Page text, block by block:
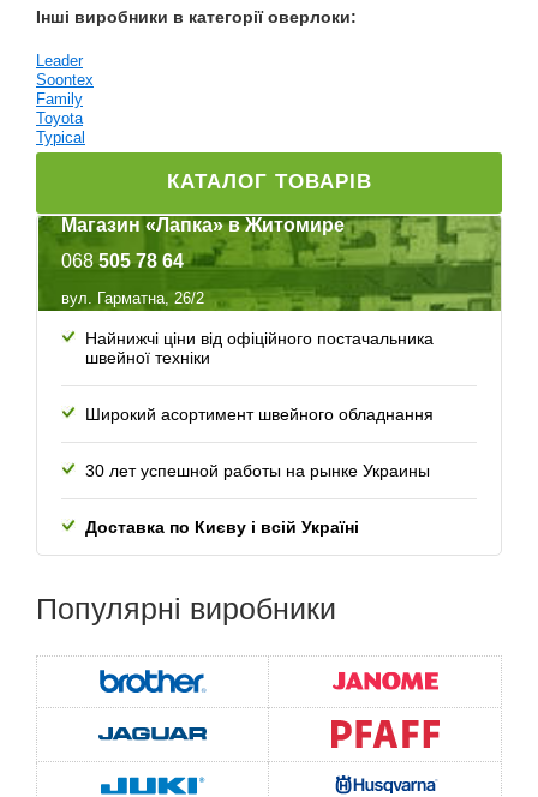
Інші виробники в категорії оверлоки:
Leader
Soontex
Family
Toyota
Typical
КАТАЛОГ ТОВАРІВ
Магазин «Лапка» в Житомире
068 505 78 64
вул. Гарматна, 26/2
Найнижчі ціни від офіційного постачальника
швейної техніки
Широкий асортимент швейного обладнання
30 лет успешной работы на рынке Украины
Доставка по Києву і всій Україні
Популярні виробники